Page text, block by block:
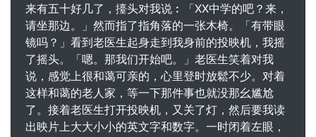
来有五十好几了，擡头对我说︰「XX中学的吧？来，
请坐那边。」然而指了指角落的一张木椅。「有带眼
镜吗？」看到老医生起身走到我身前的投映机，我摇
了摇头。「嗯。那我们开始吧。」老医生笑着对我
说，感觉上很和蔼可亲的，心里登时放鬆不少。对着
这样和蔼的老人家，等一下那件事也就没那幺尴尬
了。接着老医生打开投映机，又关了灯，然后要我读
出映片上大大小小的英文字和数字。一时闭着左眼，